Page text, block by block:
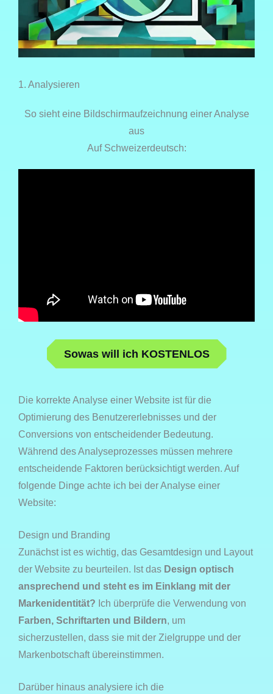
1. Analysieren
So sieht eine Bildschirmaufzeichnung einer Analyse
aus
Auf Schweizerdeutsch:
Sowas will ich KOSTENLOS
Die korrekte Analyse einer Website ist für die
Optimierung des Benutzererlebnisses und der
Conversions von entscheidender Bedeutung.
Während des Analyseprozesses müssen mehrere
entscheidende Faktoren berücksichtigt werden. Auf
folgende Dinge achte ich bei der Analyse einer
Website:
Design und Branding
Zunächst ist es wichtig, das Gesamtdesign und Layout
der Website zu beurteilen. Ist das Design optisch
ansprechend und steht es im Einklang mit der
Markenidentität? Ich überprüfe die Verwendung von
Farben, Schriftarten und Bildern, um
sicherzustellen, dass sie mit der Zielgruppe und der
Markenbotschaft übereinstimmen.
Darüber hinaus analysiere ich die